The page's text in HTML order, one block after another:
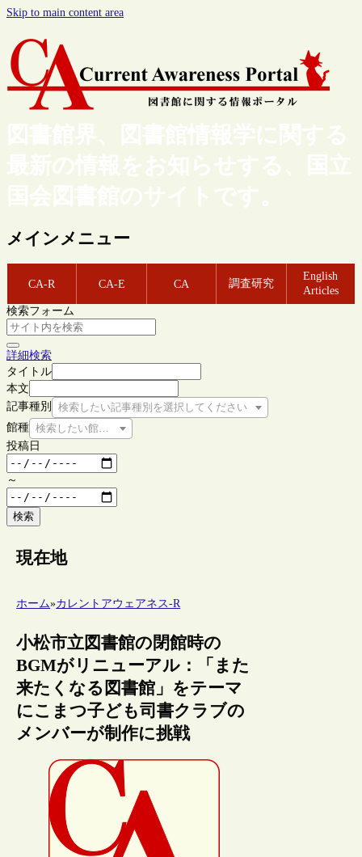
Skip to main content area
図書館界、図書館情報学に関する
最新の情報をお知らせする、国立
国会図書館のサイトです。
メインメニュー
CA-R CA-E CA 調査研究
English
Articles
検索フォーム
詳細検索
タイトル
本文
記事種別
検索したい記事種別を選択してください
館種 検索したい館種を選択してください
投稿日
～
検索
現在地
ホーム»カレントアウェアネス-R
小松市立図書館の閉館時の
BGMがリニューアル：「また
来たくなる図書館」をテーマ
にこまつ子ども司書クラブの
メンバーが制作に挑戦